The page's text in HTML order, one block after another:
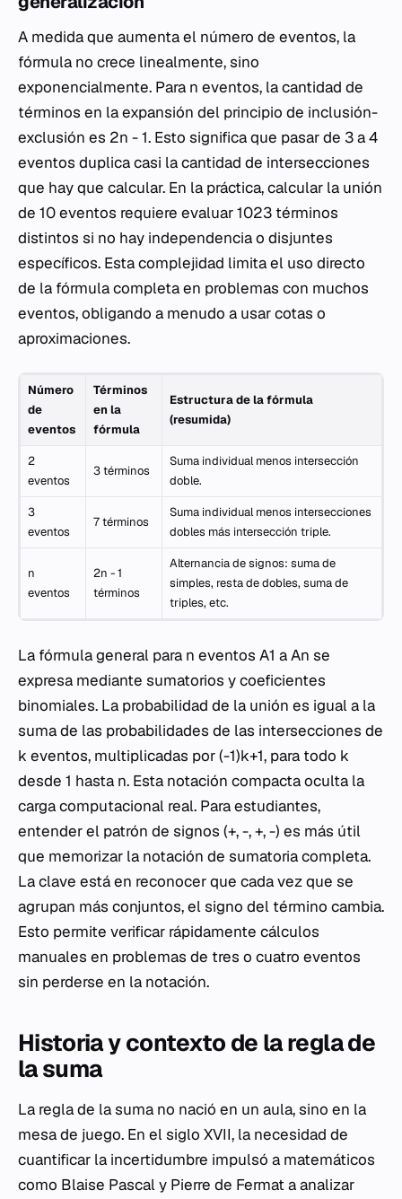
A medida que aumenta el número de eventos, la
fórmula no crece linealmente, sino
exponencialmente. Para n eventos, la cantidad de
términos en la expansión del principio de inclusión-
exclusión es 2n - 1. Esto significa que pasar de 3 a 4
eventos duplica casi la cantidad de intersecciones
que hay que calcular. En la práctica, calcular la unión
de 10 eventos requiere evaluar 1023 términos
distintos si no hay independencia o disjuntes
específicos. Esta complejidad limita el uso directo
de la fórmula completa en problemas con muchos
eventos, obligando a menudo a usar cotas o
aproximaciones.
Número
de
eventos
Términos
en la
fórmula
Estructura de la fórmula
(resumida)
2
eventos
3 términos
Suma individual menos intersección
doble.
3
eventos
7 términos
Suma individual menos intersecciones
dobles más intersección triple.
n
eventos
2n - 1
términos
Alternancia de signos: suma de
simples, resta de dobles, suma de
triples, etc.
La fórmula general para n eventos A1 aAn se
expresa mediante sumatorios y coeficientes
binomiales. La probabilidad de la unión es igual a la
suma de las probabilidades de las intersecciones de
k eventos, multiplicadas por(-1)k+1, para todo k
desde 1 hasta n. Esta notación compacta oculta la
carga computacional real. Para estudiantes,
entender el patrón de signos (+, -, +, -) es más útil
que memorizar la notación de sumatoria completa.
La clave está en reconocer que cada vez que se
agrupan más conjuntos, el signo del término cambia.
Esto permite verificar rápidamente cálculos
manuales en problemas de tres o cuatro eventos
sin perderse en la notación.
Historia y contexto de la regla de
la suma
La regla de la suma no nació en un aula, sino en la
mesa de juego. En el siglo XVII, la necesidad de
cuantificar la incertidumbre impulsó a matemáticos
como Blaise Pascal y Pierre de Fermat a analizar